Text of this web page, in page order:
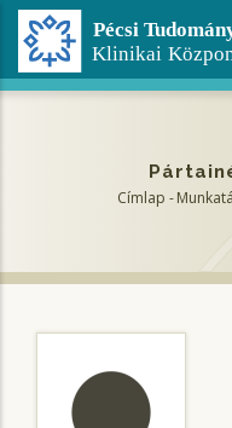
Ugrás
tartalomra
Címlap -